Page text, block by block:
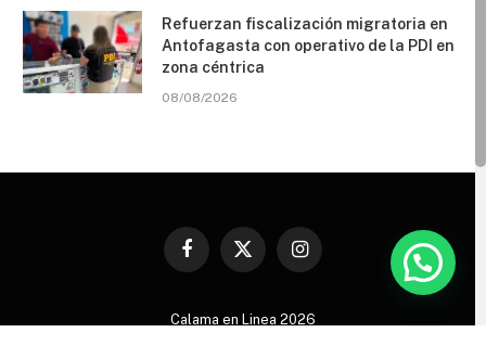
Refuerzan fiscalización migratoria en
Antofagasta con operativo de la PDI en
zona céntrica
08/08/2026
Facebook
X
Instagram
Calama en Linea 2026